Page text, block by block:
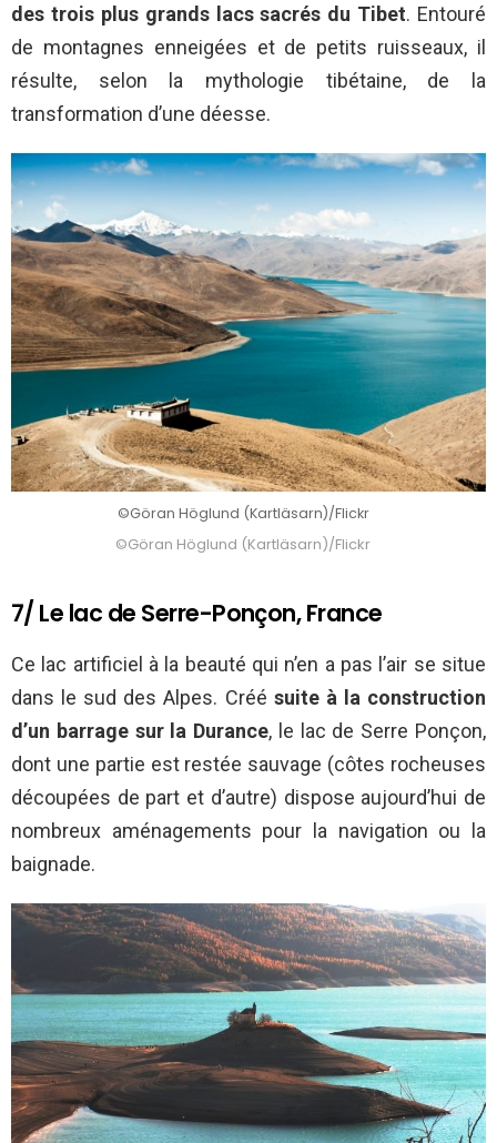
des trois plus grands lacs sacrés du Tibet. Entouré
de montagnes enneigées et de petits ruisseaux, il
résulte, selon la mythologie tibétaine, de la
transformation d’une déesse.
©Göran Höglund (Kartläsarn)/Flickr
©Göran Höglund (Kartläsarn)/Flickr
7/ Le lac de Serre-Ponçon, France
Ce lac artificiel à la beauté qui n’en a pas l’air se situe
dans le sud des Alpes. Créé suite à la construction
d’un barrage sur la Durance, le lac de Serre Ponçon,
dont une partie est restée sauvage (côtes rocheuses
découpées de part et d’autre) dispose aujourd’hui de
nombreux aménagements pour la navigation ou la
baignade.